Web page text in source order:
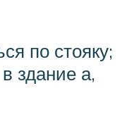
по стояку;
здание а,